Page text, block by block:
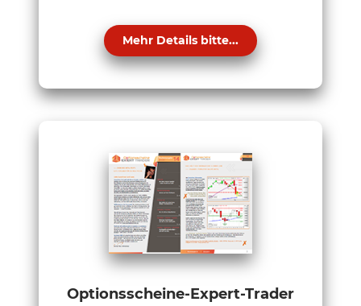
Mehr Details bitte...
Optionsscheine-Expert-Trader